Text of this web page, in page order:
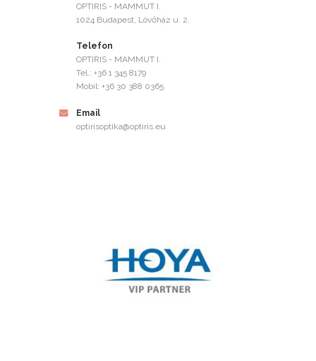
OPTIRIS - MAMMUT I.
1024 Budapest, Lövőház u. 2.
Telefon
OPTIRIS - MAMMUT I.
Tel.: +36 1 345 8179
Mobil: +36 30 388 0365
Email
optirisoptika@optiris.eu